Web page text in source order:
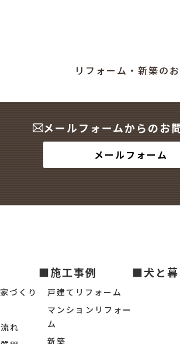
リフォーム・新築の
メールフォームからのお
メールフォーム
づくり
れ
■施工事例
戸建てリフォーム
マンションリフォー
ム
新築
■犬と暮